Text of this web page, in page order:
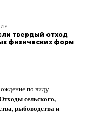
твердый отход
физических форм
по виду
сельского,
рыбоводства и